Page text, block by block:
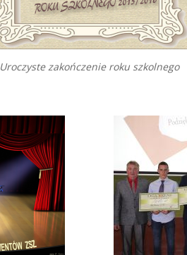
Uroczyste zakończenie roku szkolnego